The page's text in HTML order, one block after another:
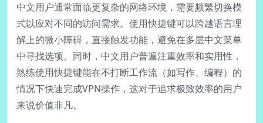
中文用户通常面临更复杂的网络环境，需要频繁切换模
式以应对不同的访问需求。使用快捷键可以跨越语言理
解上的微小障碍，直接触发功能，避免在多层中文菜单
中寻找选项。同时，中文用户普遍注重效率和实用性，
熟练使用快捷键能在不打断工作流（如写作、编程）的
情况下快速完成VPN操作，这对于追求极致效率的用户
来说价值非凡。